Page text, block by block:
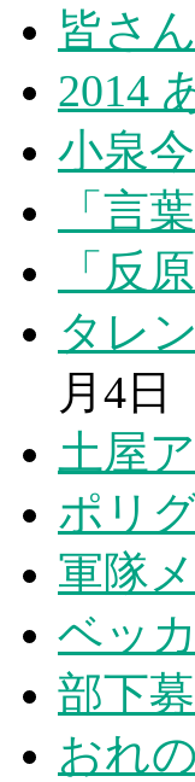
皆さ
2014
小泉
「言
「反
タレ
月4日
土屋
ポリ
軍隊
ベッ
部下
おれ